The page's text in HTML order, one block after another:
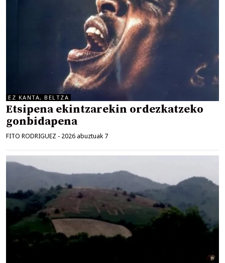
EZ KANTA, BELTZA
Etsipena ekintzarekin ordezkatzeko
gonbidapena
FITO RODRIGUEZ - 2026 abuztuak 7